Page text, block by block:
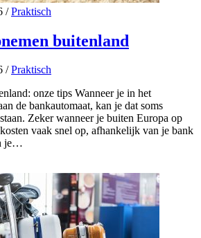
/ Praktisch
buitenland
/ Praktisch
onze tips Wanneer je in het
de bankautomaat, kan je dat soms
Zeker wanneer je buiten Europa op
vaak snel op, afhankelijk van je bank
je…